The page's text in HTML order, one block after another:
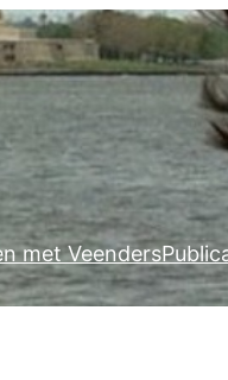
met Veenders